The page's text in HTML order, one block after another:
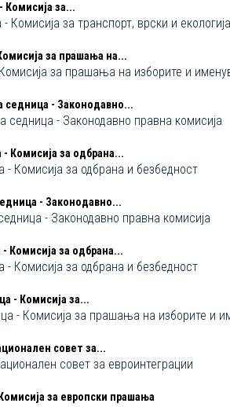
Комисија за...
Комисија за транспорт, врски и екологија
за прашања на...
за прашања на изборите и
седница - Законодавно...
седница - Законодавно правна комисија
Комисија за одбрана...
- Комисија за одбрана и безбедност
- Законодавно...
- Законодавно правна комисија
Комисија за одбрана...
- Комисија за одбрана и безбедност
- Комисија за...
- Комисија за прашања на изборите и
совет за...
совет за евроинтеграции
за европски прашања